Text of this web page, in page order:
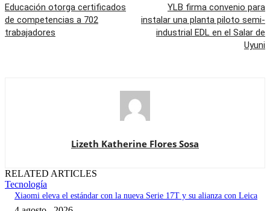
Educación otorga certificados
de competencias a 702
trabajadores
YLB firma convenio para
instalar una planta piloto semi-
industrial EDL en el Salar de
Uyuni
Lizeth Katherine Flores Sosa
RELATED ARTICLES
Tecnología
Xiaomi eleva el estándar con la nueva Serie 17T y su alianza con Leica